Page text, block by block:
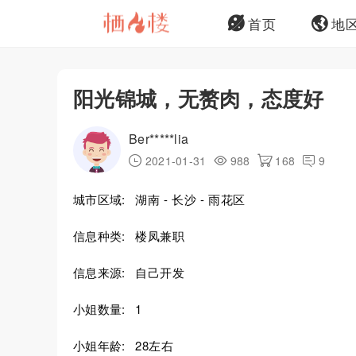
首页 地
阳光锦城，无赘肉，态度好
Ber*****lia
2021-01-31 988 168 9
城市区域: 湖南 - 长沙 - 雨花区
信息种类: 楼凤兼职
信息来源: 自己开发
小姐数量: 1
小姐年龄: 28左右